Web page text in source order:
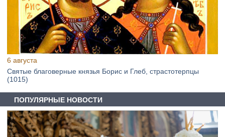
6 августа
Святые благоверные князья Борис и Глеб, страстотерпцы
(1015)
ПОПУЛЯРНЫЕ НОВОСТИ